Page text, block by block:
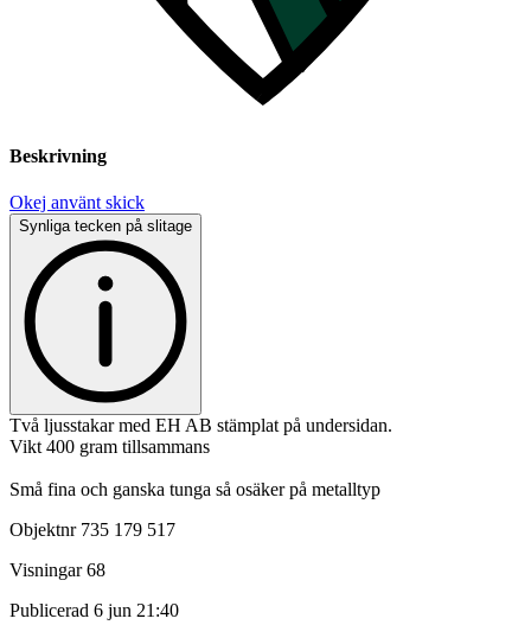
Beskrivning
Okej använt skick
Synliga tecken på slitage
Två ljusstakar med EH AB stämplat på undersidan.
Vikt 400 gram tillsammans
Små fina och ganska tunga så osäker på metalltyp
Objektnr 735 179 517
Visningar 68
Publicerad 6 jun 21:40